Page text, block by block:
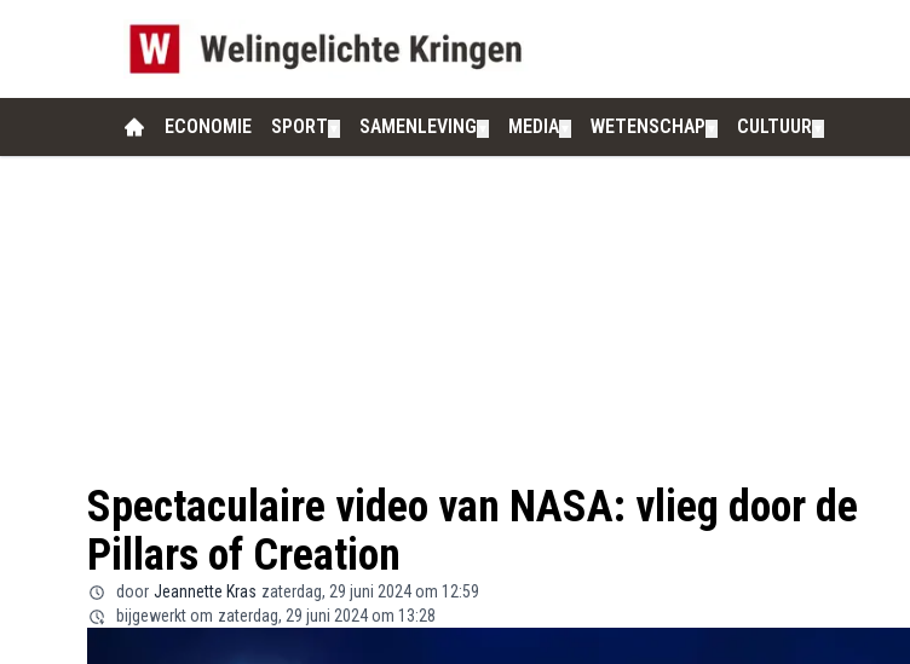
ECONOMIE SPORT SAMENLEVING MEDIA WETENSCHAP CULTUUR
Spectaculaire video van NASA: vlieg door de
Pillars of Creation
door Jeannette Kras zaterdag, 29 juni 2024 om 12:59
bijgewerkt om zaterdag, 29 juni 2024 om 13:28